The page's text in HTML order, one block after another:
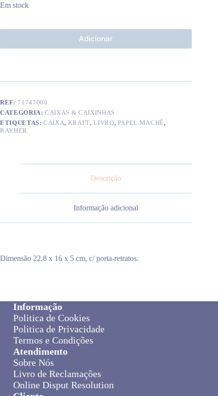
Em stock
Adicionar
REF: 71747000
CATEGORIA:CAIXAS & CAIXINHAS
ETIQUETAS:CAIXA, KRAFT,LIVRO, PAPEL MACHÊ,
RAYHER
Descrição
Informação adicional
Dimensão 22,8 x 16 x 5 cm, c/ porta-retratos.
Informação
Politica de Cookies
Politica de Privacidade
Termos e Condições
Atendimento
Sobre Nós
Livro de Reclamações
Online Disput Resolution